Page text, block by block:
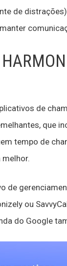
de
de
que
tempo de
melhor.
de
ou
do Google